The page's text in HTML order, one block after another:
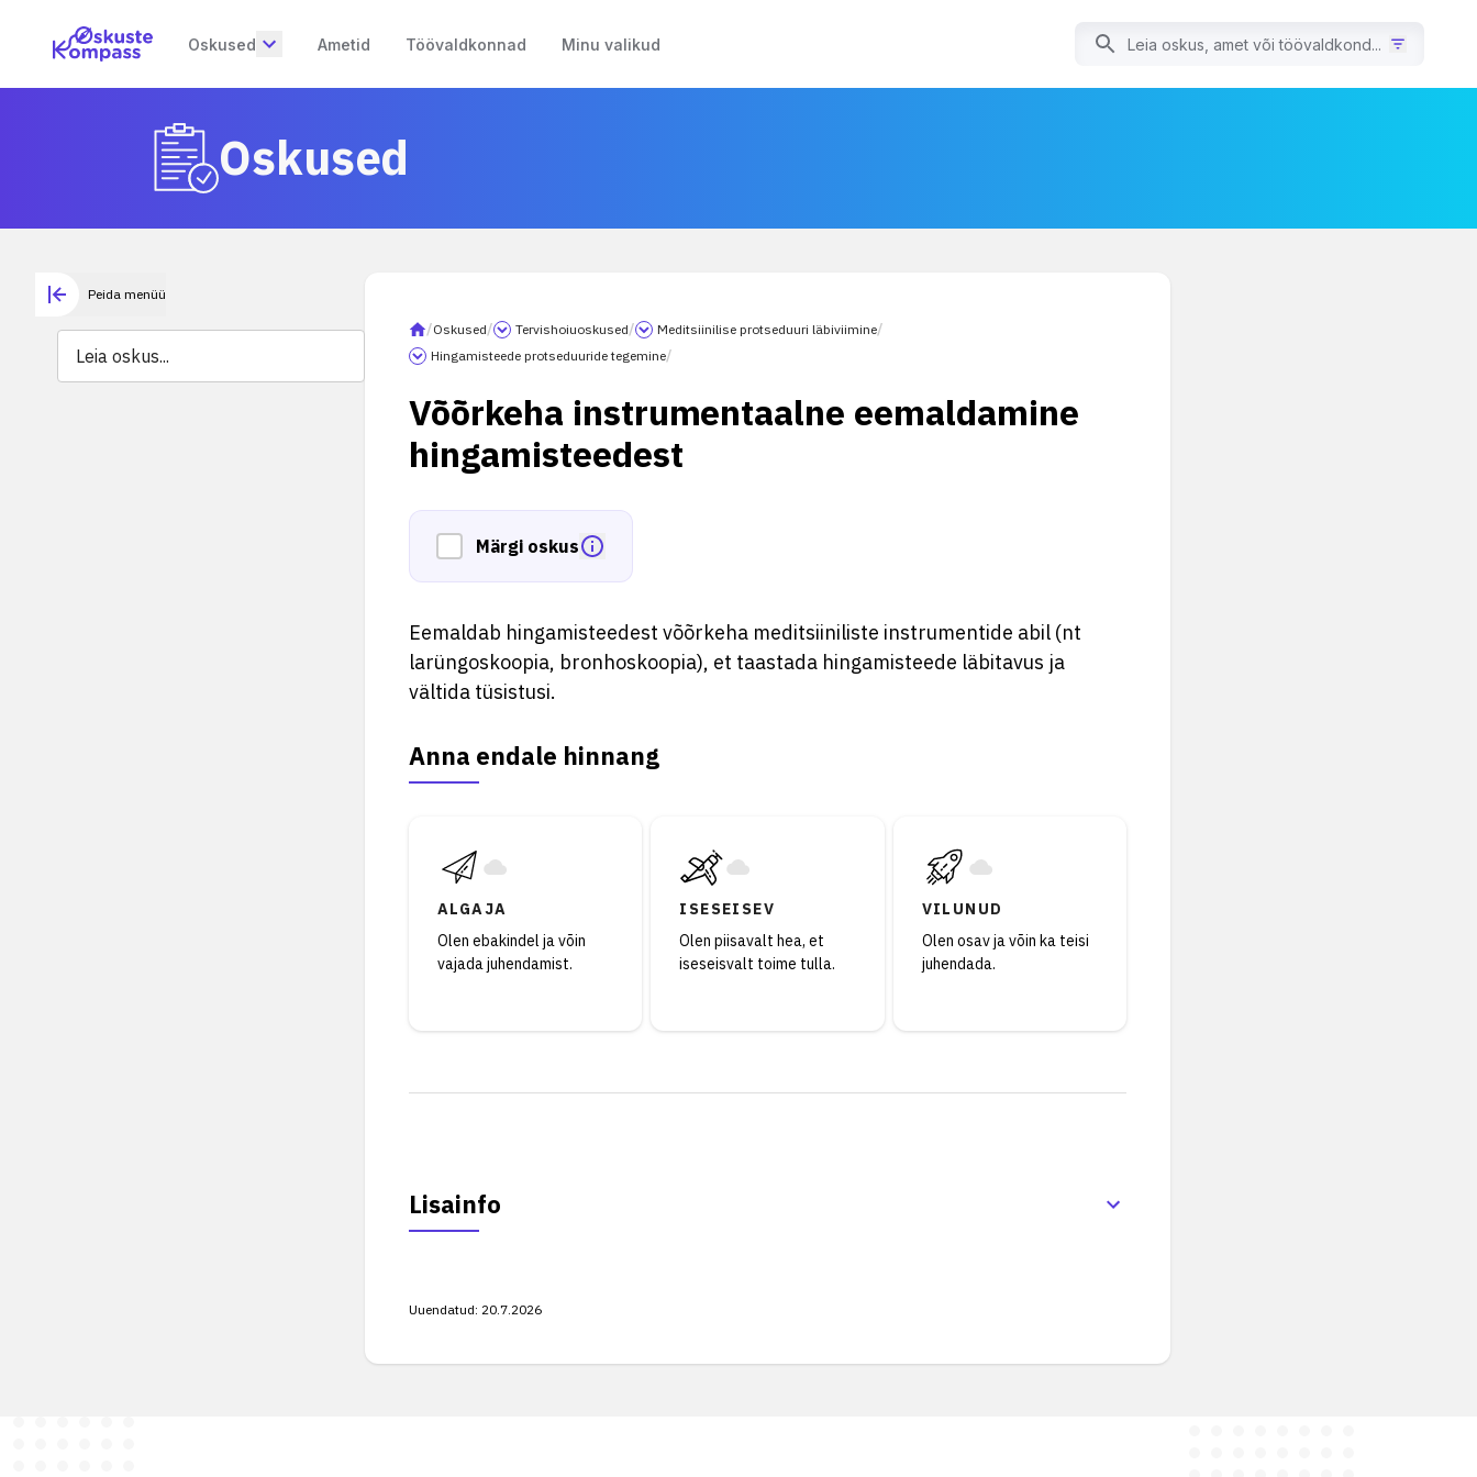
Oskused Ametid Töövaldkonnad Minu valikud
Oskused
Peida menüü
/Oskused/ Tervishoiuoskused/ Meditsiinilise protseduuri läbiviimine/
Hingamisteede protseduuride tegemine/
Võõrkeha instrumentaalne eemaldamine
hingamisteedest
Märgi oskus
Eemaldab hingamisteedest võõrkeha meditsiiniliste instrumentide abil (nt
larüngoskoopia, bronhoskoopia), et taastada hingamisteede läbitavus ja
vältida tüsistusi.
Anna endale hinnang
ALGAJA
Olen ebakindel ja võin
vajada juhendamist.
ISESEISEV
Olen piisavalt hea, et
iseseisvalt toime tulla.
VILUNUD
Olen osav ja võin ka teisi
juhendada.
Lisainfo
Uuendatud: 20.7.2026